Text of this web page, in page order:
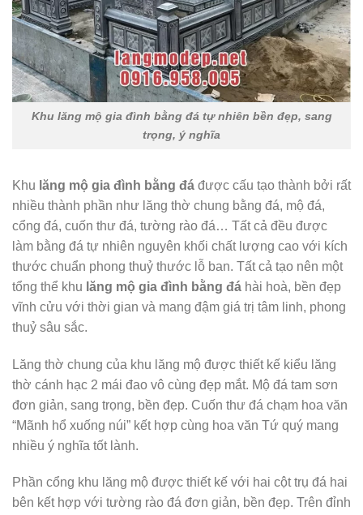
Khu lăng mộ gia đình bằng đá tự nhiên bền đẹp, sang
trọng, ý nghĩa
Khu lăng mộ gia đình bằng đá được cấu tạo thành bởi rất
nhiều thành phần như lăng thờ chung bằng đá, mộ đá,
cổng đá, cuốn thư đá, tường rào đá… Tất cả đều được
làm bằng đá tự nhiên nguyên khối chất lượng cao với kích
thước chuẩn phong thuỷ thước lỗ ban. Tất cả tạo nên một
tổng thể khu lăng mộ gia đình bằng đá hài hoà, bền đẹp
vĩnh cửu với thời gian và mang đậm giá trị tâm linh, phong
thuỷ sâu sắc.
Lăng thờ chung của khu lăng mộ được thiết kế kiểu lăng
thờ cánh hạc 2 mái đao vô cùng đẹp mắt. Mộ đá tam sơn
đơn giản, sang trọng, bền đẹp. Cuốn thư đá chạm hoa văn
“Mãnh hổ xuống núi” kết hợp cùng hoa văn Tứ quý mang
nhiều ý nghĩa tốt lành.
Phần cổng khu lăng mộ được thiết kế với hai cột trụ đá hai
bên kết hợp với tường rào đá đơn giản, bền đẹp. Trên đỉnh